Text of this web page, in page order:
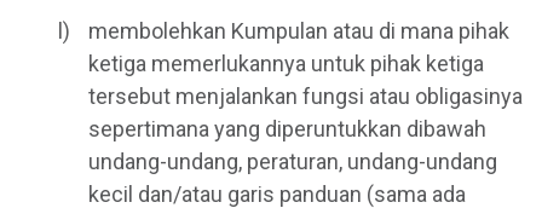
membolehkan Kumpulan atau di mana pihak
ketiga memerlukannya untuk pihak ketiga
tersebut menjalankan fungsi atau obligasinya
sepertimana yang diperuntukkan dibawah
undang-undang, peraturan, undang-undang
kecil dan/atau garis panduan (sama ada